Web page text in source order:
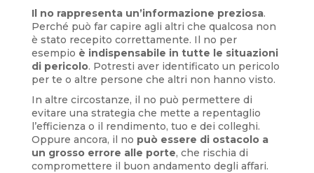
Il no rappresenta un’informazione preziosa.
Perché può far capire agli altri che qualcosa non
è stato recepito correttamente. Il no per
esempio è indispensabile in tutte le situazioni
di pericolo. Potresti aver identificato un pericolo
per te o altre persone che altri non hanno visto.
In altre circostanze, il no può permettere di
evitare una strategia che mette a repentaglio
l’efficienza o il rendimento, tuo e dei colleghi.
Oppure ancora, il no può essere di ostacolo a
un grosso errore alle porte, che rischia di
compromettere il buon andamento degli affari.